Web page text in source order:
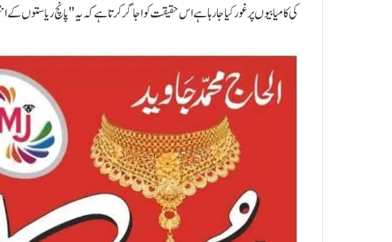
کی کامیابیوں پر غور کیا جا رہا ہے اس حقیقت کو اجاگر کرتا ہے کہ یہ "پانچ ریاستوں کے انتخابات اور 2024 کے عام انتخابات کے لیے ایک